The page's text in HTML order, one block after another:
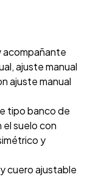
ajuste manual
ajuste manual
tipo banco de
suelo con
y
cuero ajustable